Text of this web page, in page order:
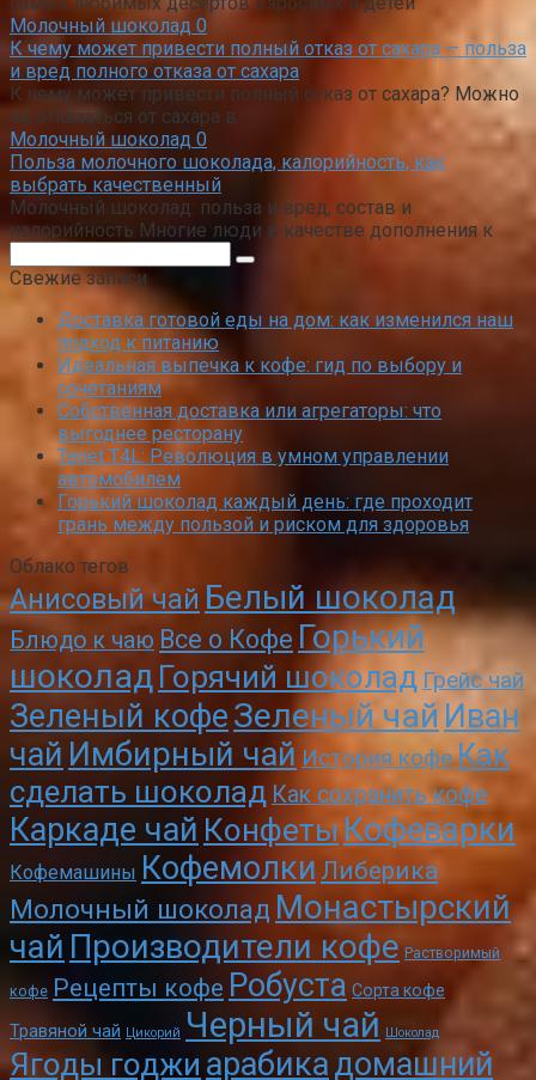
Молочный шоколад 0
К чему может привести полный отказ от сахара — польза
и вред полного отказа от сахара
К чему может привести полный отказ от сахара? Можно
ли отказаться от сахара в
Молочный шоколад 0
Польза молочного шоколада, калорийность, как
выбрать качественный
Молочный шоколад: польза и вред, состав и
калорийность Многие люди в качестве дополнения к
Поиск:
Свежие записи
Доставка готовой еды на дом: как изменился наш
подход к питанию
Идеальная выпечка к кофе: гид по выбору и
сочетаниям
Собственная доставка или агрегаторы: что
выгоднее ресторану
Tenet T4L: Революция в умном управлении
автомобилем
Горький шоколад каждый день: где проходит
грань между пользой и риском для здоровья
Облако тегов
Анисовый чай Белый шоколад
Блюдо к чаю Все о Кофе Горький
шоколад Горячий шоколад Грейс чай
Зеленый кофеЗеленый чай Иван
чай Имбирный чай История кофеКак
сделать шоколад Как сохранить кофе
Каркаде чай Конфеты Кофеварки
Кофемашины Кофемолки Либерика
Молочный шоколад Монастырский
чай Производители кофе Растворимый
кофе Рецепты кофе Робуста Сорта кофе
Травяной чай Цикорий Черный чай Шоколад
Ягоды годжи арабикадомашний